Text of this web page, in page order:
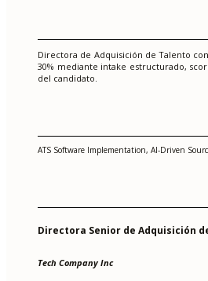
Directora de Adquisición de Talento
30% mediante intake estructurado,
del candidato.
ATS Software Implementation, AI-Driven
Directora Senior de Adquisición
Tech Company Inc